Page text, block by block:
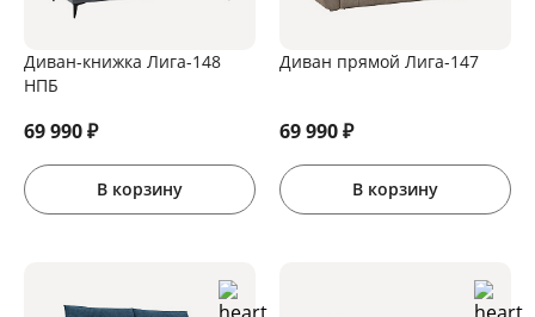
Диван-книжка Лига-148
НПБ
69 990₽
В корзину
Диван прямой Лига-147
69 990₽
В корзину